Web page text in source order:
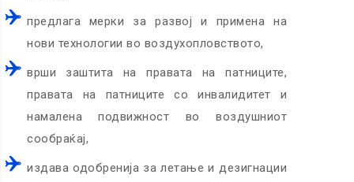
предлага мерки за развој и примена на
нови технологии во воздухопловството,
врши заштита на правата на патниците,
правата на патниците со инвалидитет и
намалена подвижност во воздушниот
сообраќај,
издава одобренија за летање и дезигнации